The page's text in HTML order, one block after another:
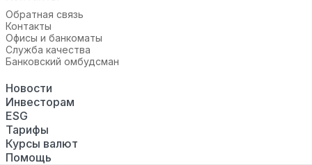
Обратная связь
Контакты
Офисы и банкоматы
Служба качества
Банковский омбудсман
Новости
Инвесторам
ESG
Тарифы
Курсы валют
Помощь